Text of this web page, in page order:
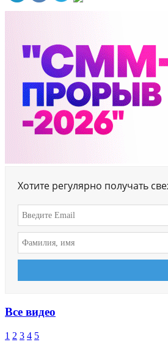
Хотите регулярно получать
Все видео
1 2 3 4 5